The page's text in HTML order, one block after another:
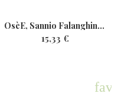
OsèE, Sannio Falanghina,...
15,33 €